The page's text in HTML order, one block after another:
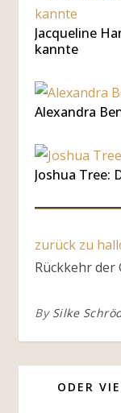
Jacqueline
kannte
Alexandra
Joshua Tree:
zurück zu
Rückkehr der
By Silke
ODER